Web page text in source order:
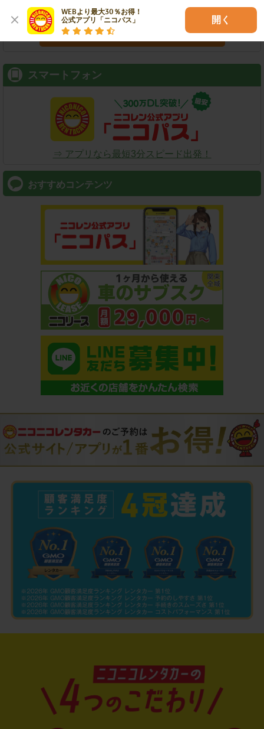
WEBより最大30％お得！
公式アプリ「ニコパス」
開く
スマートフォン
⇒ アプリなら最短3分スピード出発！
おすすめコンテンツ